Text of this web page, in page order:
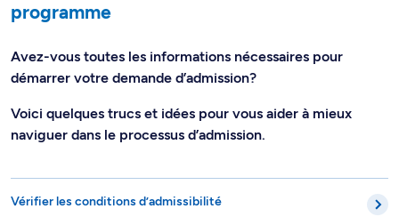
programme
Avez-vous toutes les informations nécessaires pour
démarrer votre demande d’admission?
Voici quelques trucs et idées pour vous aider à mieux
naviguer dans le processus d’admission.
Vérifier les conditions d’admissibilité